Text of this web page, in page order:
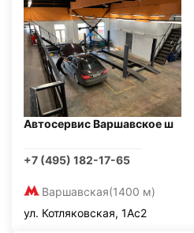
Автосервис Варшавское ш
+7 (495) 182-17-65
Варшавская(1400 м)
ул. Котляковская, 1Ас2